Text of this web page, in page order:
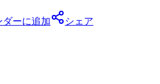
ダーに追加 シェア